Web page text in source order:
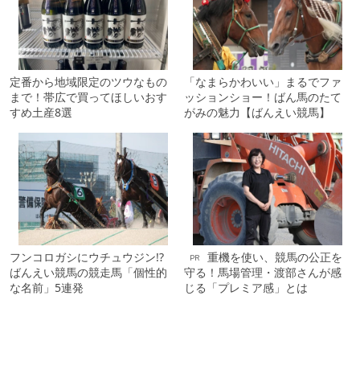
定番から地域限定のツウなもの
まで！帯広で買ってほしいおす
すめ土産8選
「なまらかわいい」まるでファ
ッションショー！ばん馬のたて
がみの魅力【ばんえい競馬】
フンコロガシにウチュウジン!?
ばんえい競馬の競走馬「個性的
な名前」5連発
PR
重機を使い、競馬の公正を
守る！馬場管理・渡部さんが感
じる「プレミア感」とは